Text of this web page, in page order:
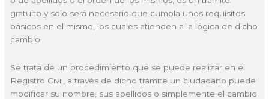
gratuito y solo será necesario que cumpla unos requisitos
básicos en el mismo, los cuales atienden a la lógica de dicho
cambio.
Se trata de un procedimiento que se puede realizar en el
Registro Civil, a través de dicho trámite un ciudadano puede
modificar su nombre, sus apellidos o simplemente el cambio